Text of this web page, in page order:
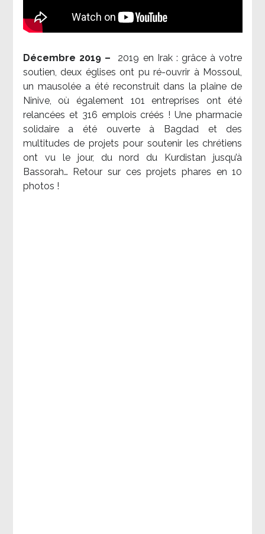
Décembre 2019 – 2019 en Irak : grâce à votre
soutien, deux églises ont pu ré-ouvrir à Mossoul,
un mausolée a été reconstruit dans la plaine de
Ninive, où également 101 entreprises ont été
relancées et 316 emplois créés ! Une pharmacie
solidaire a été ouverte à Bagdad et des
multitudes de projets pour soutenir les chrétiens
ont vu le jour, du nord du Kurdistan jusqu’à
Bassorah… Retour sur ces projets phares en 10
photos !